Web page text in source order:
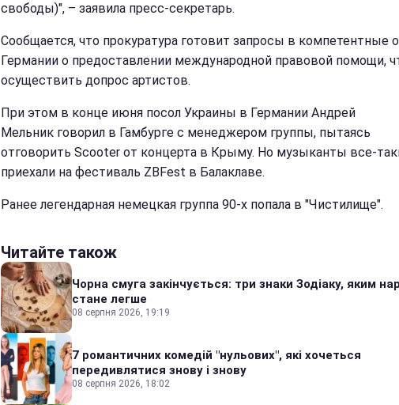
свободы)", – заявила пресс-секретарь.
Сообщается, что прокуратура готовит запросы в компетентные
Германии о предоставлении международной правовой помощи,
осуществить допрос артистов.
При этом в конце июня посол Украины в Германии Андрей
Мельник говорил в Гамбурге с менеджером группы, пытаясь
отговорить Scooter от концерта в Крыму. Но музыканты все-
приехали на фестиваль ZBFest в Балаклаве.
Ранее легендарная немецкая группа 90-х попала в "Чистилище".
Читайте також
Чорна смуга закінчується: три знаки Зодіаку, яким
стане легше
08 серпня 2026, 19:19
7 романтичних комедій "нульових", які хочеться
передивлятися знову і знову
08 серпня 2026, 18:02